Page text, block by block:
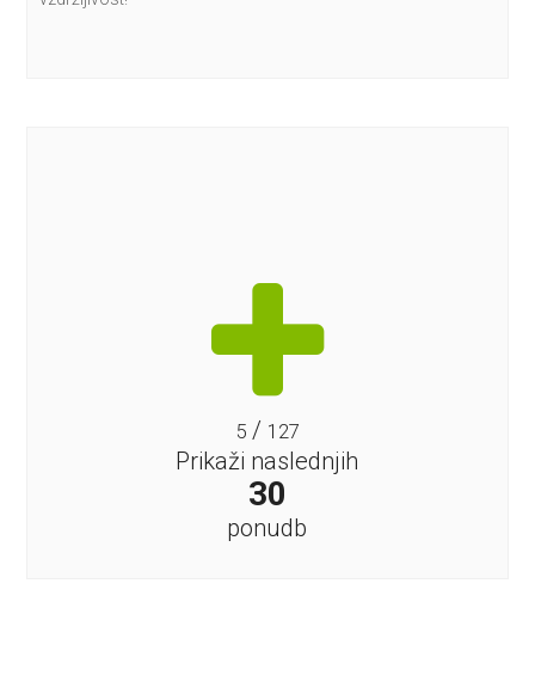
5/ 127
Prikaži naslednjih
30
ponudb